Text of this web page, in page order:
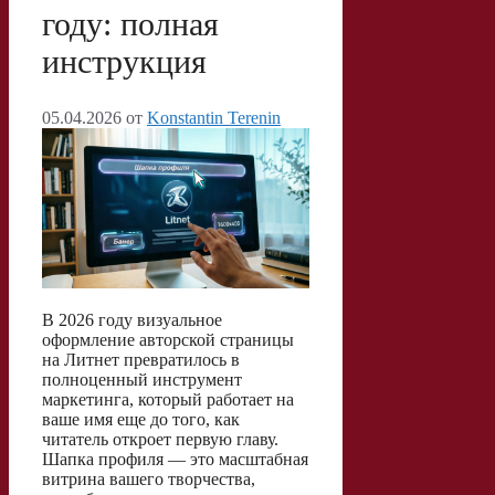
iь
году: полная
инструкция
05.04.2026 от Konstantin Terenin
В 2026 году визуальное
оформление авторской страницы
на Литнет превратилось в
полноценный инструмент
маркетинга, который работает на
ваше имя еще до того, как
читатель откроет первую главу.
Шапка профиля — это масштабная
витрина вашего творчества,